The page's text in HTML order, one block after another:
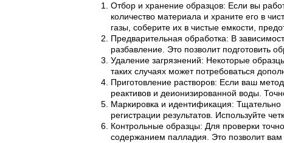
Отбор и хранение образцов: Если вы
количество материала и храните его в
газы, соберите их в чистые емкости,
Предварительная обработка: В
разбавление. Это позволит подготовить
Удаление загрязнений: Некоторые
таких случаях может потребоваться
Приготовление растворов: Если ваш
реактивов и деионизированной воды.
Маркировка и идентификация: Тщательно
регистрации результатов. Используйте
Контрольные образцы: Для проверки
содержанием палладия. Это позволит вам